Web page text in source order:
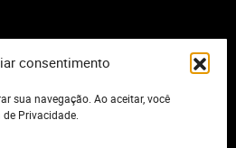
consentimento
sua navegação. Ao aceitar, você
Privacidade.
Todos os direitos reservados.